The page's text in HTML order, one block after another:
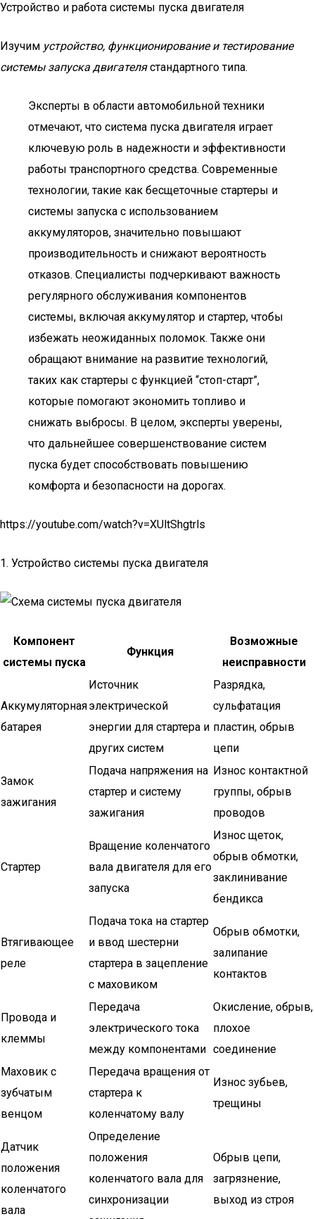
Устройство и работа системы пуска двигателя
Изучим устройство, функционирование и тестирование
системы запуска двигателястандартного типа.
Эксперты в области автомобильной техники
отмечают, что система пуска двигателя играет
ключевую роль в надежности и эффективности
работы транспортного средства. Современные
технологии, такие как бесщеточные стартеры и
системы запуска с использованием
аккумуляторов, значительно повышают
производительность и снижают вероятность
отказов. Специалисты подчеркивают важность
регулярного обслуживания компонентов
системы, включая аккумулятор и стартер, чтобы
избежать неожиданных поломок. Также они
обращают внимание на развитие технологий,
таких как стартеры с функцией “стоп-старт”,
которые помогают экономить топливо и
снижать выбросы. В целом, эксперты уверены,
что дальнейшее совершенствование систем
пуска будет способствовать повышению
комфорта и безопасности на дорогах.
https://youtube.com/watch?v=XUltShgtrls
1. Устройство системы пуска двигателя
Компонент
системы пуска
Функция
Возможные
неисправности
Аккумуляторная
батарея
Источник
электрической
энергии для стартера и
других систем
Разрядка,
сульфатация
пластин, обрыв
цепи
Замок
зажигания
Подача напряжения на
стартер и систему
зажигания
Износ контактной
группы, обрыв
проводов
Стартер
Вращение коленчатого
вала двигателя для его
запуска
Износ щеток,
обрыв обмотки,
заклинивание
бендикса
Втягивающее
реле
Подача тока на стартер
и ввод шестерни
стартера в зацепление
с маховиком
Обрыв обмотки,
залипание
контактов
Провода и
клеммы
Передача
электрического тока
между компонентами
Окисление, обрыв,
плохое
соединение
Маховик с
зубчатым
венцом
Передача вращения от
стартера к
коленчатому валу
Износ зубьев,
трещины
Датчик
положения
коленчатого
вала
Определение
положения
коленчатого вала для
синхронизации
Обрыв цепи,
загрязнение,
выход из строя